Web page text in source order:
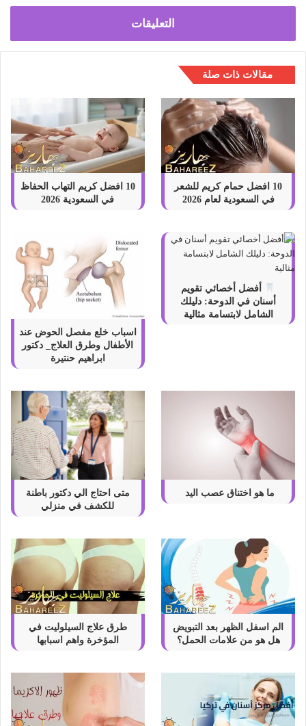
التعليقات
مقالات ذات صلة
10 افضل حمام كريم للشعر
في السعودية لعام 2026
10 افضل كريم التهاب الحفاظ​
في السعودية 2026
أفضل أخصائي تقويم
أسنان في الدوحة: دليلك
الشامل لابتسامة مثالية
اسباب خلع مفصل الحوض عند
الأطفال وطرق العلاج_ دكتور
ابراهيم حنتيرة
ما هو اختناق عصب اليد
متى احتاج الي دكتور باطنة
للكشف في منزلي
الم اسفل الظهر بعد التبويض
هل هو من علامات الحمل؟
طرق علاج السيلوليت في
المؤخرة واهم اسبابها